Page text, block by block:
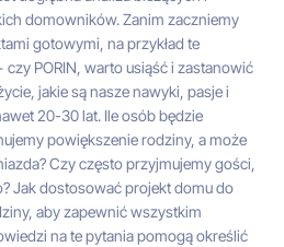
domowników. Zanim zaczniemy
gotowymi, na przykład te
PORIN, warto usiąść i zastanowić
jakie są nasze nawyki, pasje i
20-30 lat. Ile osób będzie
powiększenie rodziny, a może
Czy często przyjmujemy gości,
Jak dostosować projekt domu do
aby zapewnić wszystkim
na te pytania pomogą określić